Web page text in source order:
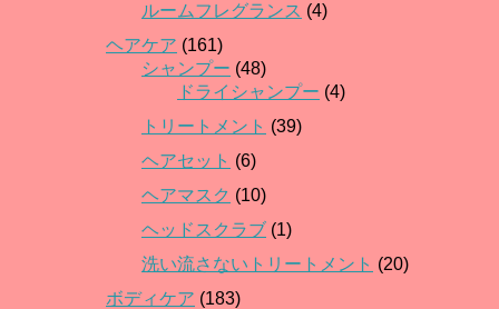
ルームフレグランス (4)
ヘアケア (161)
シャンプー (48)
ドライシャンプー (4)
トリートメント (39)
ヘアセット (6)
ヘアマスク (10)
ヘッドスクラブ (1)
洗い流さないトリートメント (20)
ボディケア (183)